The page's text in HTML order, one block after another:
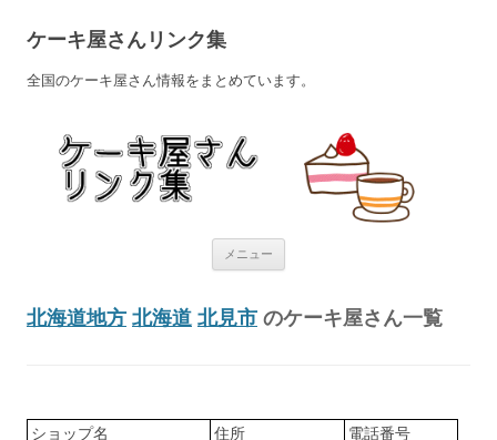
ケーキ屋さんリンク集
全国のケーキ屋さん情報をまとめています。
メニュー
北海道地方 北海道 北見市 のケーキ屋さん一覧
ショップ名 住所
電話番号